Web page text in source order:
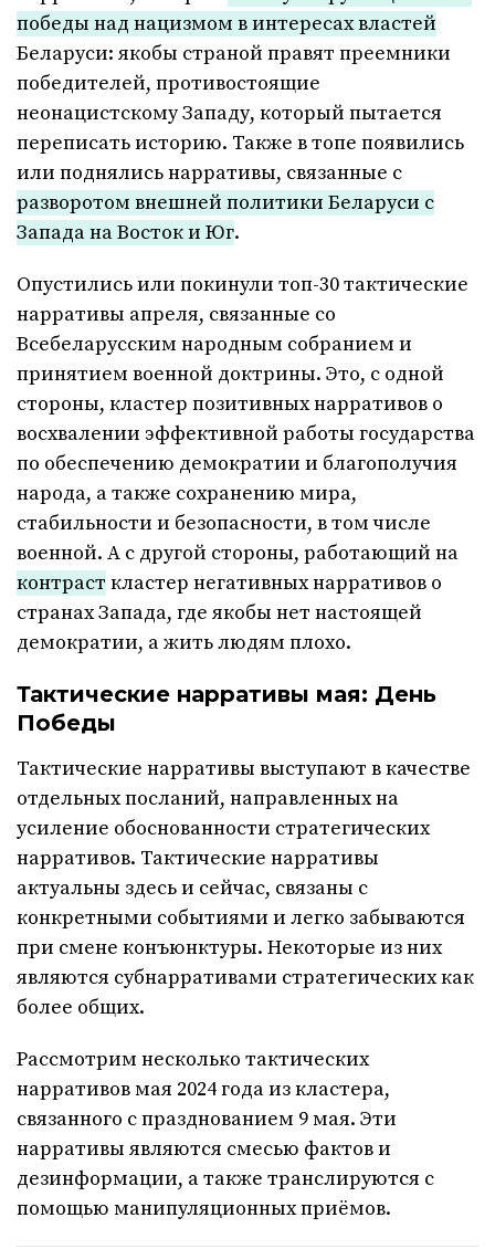
победы над нацизмом в интересах властей
Беларуси: якобы страной правят преемники
победителей, противостоящие
неонацистскому Западу, который пытается
переписать историю. Также в топе появились
или поднялись нарративы, связанные с
разворотом внешней политики Беларуси с
Запада на Восток и Юг.
Опустились или покинули топ-30 тактические
нарративы апреля, связанные со
Всебеларусским народным собранием и
принятием военной доктрины. Это, с одной
стороны, кластер позитивных нарративов о
восхвалении эффективной работы государства
по обеспечению демократии и благополучия
народа, а также сохранению мира,
стабильности и безопасности, в том числе
военной. А с другой стороны, работающий на
контраст кластер негативных нарративов о
странах Запада, где якобы нет настоящей
демократии, а жить людям плохо.
Тактические нарративы мая: День
Победы
Тактические нарративы выступают в качестве
отдельных посланий, направленных на
усиление обоснованности стратегических
нарративов. Тактические нарративы
актуальны здесь и сейчас, связаны с
конкретными событиями и легко забываются
при смене конъюнктуры. Некоторые из них
являются субнарративами стратегических как
более общих.
Рассмотрим несколько тактических
нарративов мая 2024 года из кластера,
связанного с празднованием 9 мая. Эти
нарративы являются смесью фактов и
дезинформации, а также транслируются с
помощью манипуляционных приёмов.